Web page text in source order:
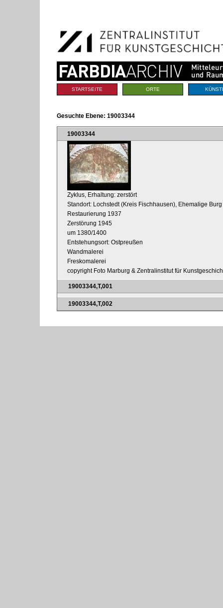
Navigation
Sektionen
STARTSEITE ORTE
Gesuchte Ebene: 19003344
19003344
Zyklus, Erhaltung: zerstört
Standort: Lochstedt (Kreis Fischhausen), Ehemalige
Restaurierung 1937
Zerstörung 1945
um 1380/1400
Entstehungsort: Ostpreußen
Wandmalerei
Freskomalerei
copyright Foto Marburg & Zentralinstitut für
19003344,T,001
19003344,T,002